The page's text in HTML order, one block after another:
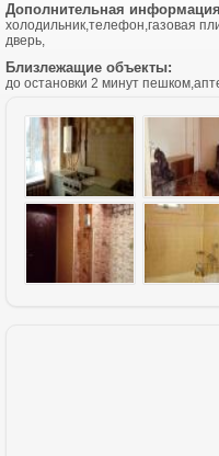
Дополнительная
холодильник,телефон,газовая
дверь,
Близлежащие объекты:
до остановки 2 минут